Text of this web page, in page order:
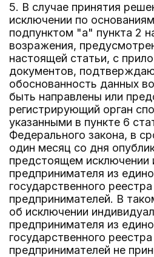
5. В случае принятия
исключении по
подпунктом "а" пункта 2
возражения,
настоящей статьи, с
документов,
обоснованность данных
быть направлены или
регистрирующий орган
указанными в пункте 6
Федерального закона, в
один месяц со дня
предстоящем исключении
предпринимателя из
государственного
предпринимателей. В
об исключении
предпринимателя из
государственного
предпринимателей не